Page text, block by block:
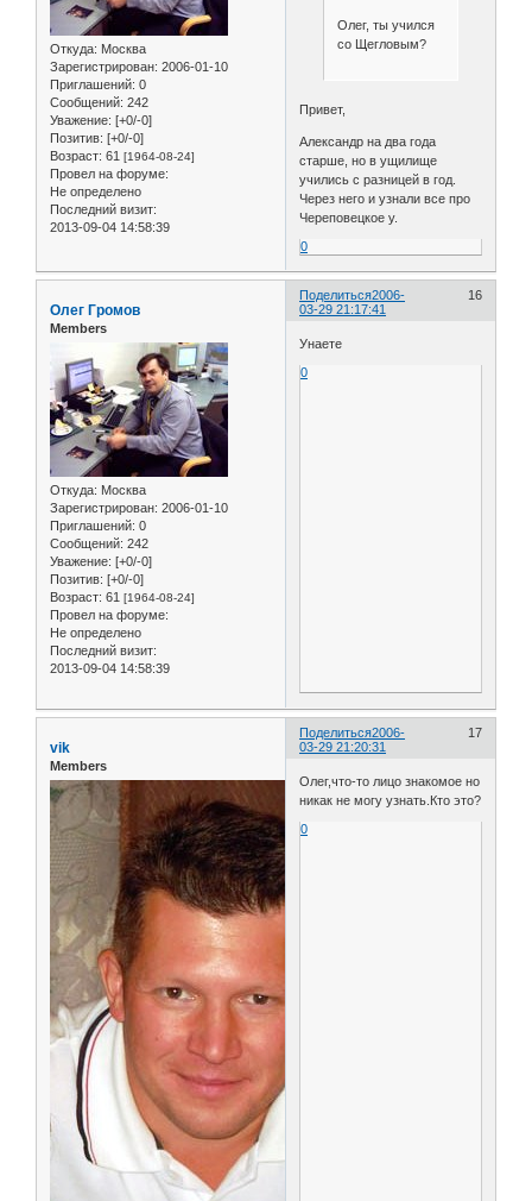
Откуда: Москва
Зарегистрирован: 2006-01-10
Приглашений: 0
Сообщений: 242
Уважение: [+0/-0]
Позитив: [+0/-0]
Возраст: 61 [1964-08-24]
Провел на форуме:
Не определено
Последний визит:
2013-09-04 14:58:39
Олег, ты учился
со Щегловым?
Привет,
Александр на два года
старше, но в ущилище
учились с разницей в год.
Через него и узнали все про
Череповецкое у.
0
Поделиться 16
2006-
03-29 21:17:41
Олег Громов
Members
Откуда: Москва
Зарегистрирован: 2006-01-10
Приглашений: 0
Сообщений: 242
Уважение: [+0/-0]
Позитив: [+0/-0]
Возраст: 61 [1964-08-24]
Провел на форуме:
Не определено
Последний визит:
2013-09-04 14:58:39
Унаете
0
Поделиться 17
2006-
03-29 21:20:31
vik
Members
Олег,что-то лицо знакомое но
никак не могу узнать.Кто это?
0